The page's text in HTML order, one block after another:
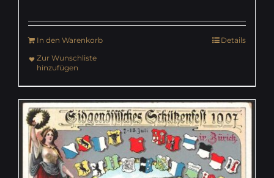
In den Warenkorb
Details
Zur Wunschliste
hinzufügen